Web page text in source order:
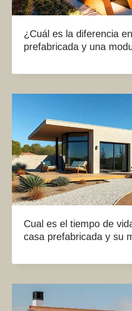
¿Cuál es la diferencia
prefabricada y una
Cual es el tiempo de
casa prefabricada y su